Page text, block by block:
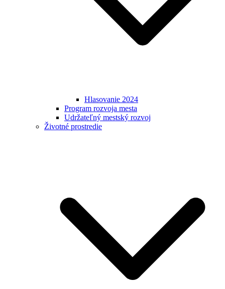
Hlasovanie 2024
Program rozvoja mesta
Udržateľný mestský rozvoj
Životné prostredie